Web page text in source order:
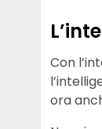
Con
ora